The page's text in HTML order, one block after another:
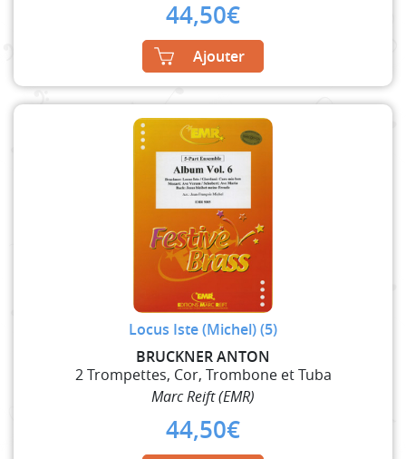
44,50€
Ajouter
Locus Iste (Michel) (5)
BRUCKNER ANTON
2 Trompettes, Cor, Trombone et Tuba
Marc Reift (EMR)
44,50€